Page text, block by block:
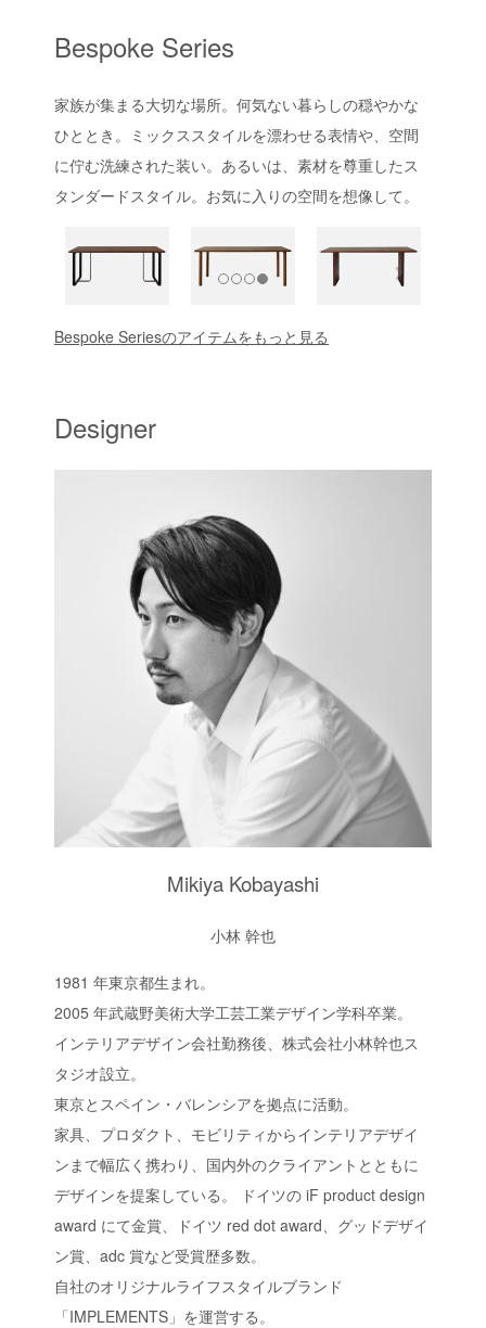
Bespoke Series
家族が集まる大切な場所。何気ない暮らしの穏やかな
ひととき。ミックススタイルを漂わせる表情や、空間
に佇む洗練された装い。あるいは、素材を尊重したス
タンダードスタイル。お気に入りの空間を想像して。
Bespoke Seriesのアイテムをもっと見る
Designer
Mikiya Kobayashi
小林 幹也
1981 年東京都生まれ。
2005 年武蔵野美術大学工芸工業デザイン学科卒業。
インテリアデザイン会社勤務後、株式会社小林幹也ス
タジオ設立。
東京とスペイン・バレンシアを拠点に活動。
家具、プロダクト、モビリティからインテリアデザイ
ンまで幅広く携わり、国内外のクライアントとともに
デザインを提案している。 ドイツの iF product design
award にて金賞、ドイツ red dot award、グッドデザイ
ン賞、adc 賞など受賞歴多数。
自社のオリジナルライフスタイルブランド
「IMPLEMENTS」を運営する。